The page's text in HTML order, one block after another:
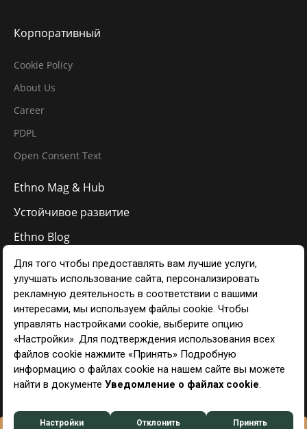
Корпоративный
Cookie Policy
About Us
Career
PDPL
Open Consent Text
Ethno Mag & Hub
Устойчивое развитие
Ethno Blog
Галерея
Связаться с
RU
Управление предпочтениями в отношении файлов cookie
Ethno Hotels © 2024